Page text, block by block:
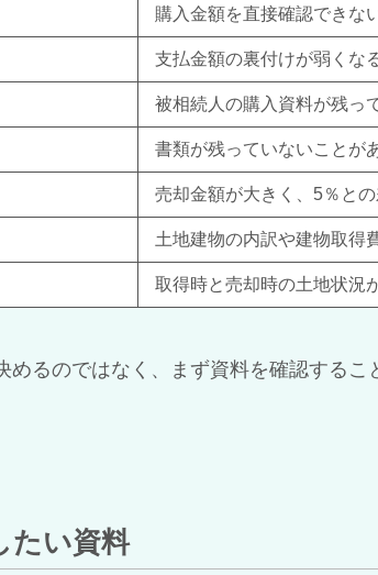
購入金額を直接確認できな
支払金額の裏付けが弱くな
被相続人の購入資料が残っ
書類が残っていないことが
売却金額が大きく、5％と
土地建物の内訳や建物取得
取得時と売却時の土地状況
るのではなく、まず資料を確認するこ
たい資料